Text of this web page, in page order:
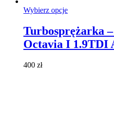
Wybierz opcjeTen
wiele
wariantów.
Turbosprężarka
Octavia I 1.9TDI
400 zł